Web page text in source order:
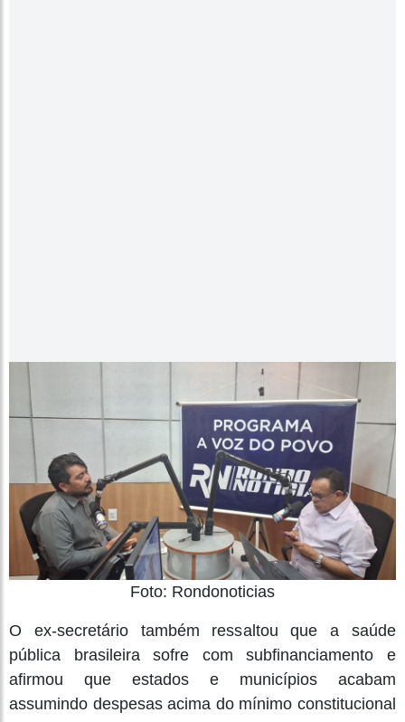
Foto: Rondonoticias
O ex-secretário também ressaltou que a saúde
pública brasileira sofre com subfinanciamento e
afirmou que estados e municípios acabam
assumindo despesas acima do mínimo constitucional